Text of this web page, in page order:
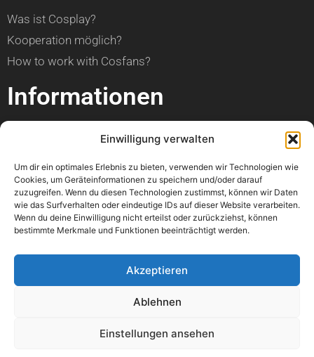
Einwilligung verwalten
Um dir ein optimales Erlebnis zu bieten, verwenden wir Technologien wie
Cookies, um Geräteinformationen zu speichern und/oder darauf
zuzugreifen. Wenn du diesen Technologien zustimmst, können wir Daten
wie das Surfverhalten oder eindeutige IDs auf dieser Website verarbeiten.
Wenn du deine Einwilligung nicht erteilst oder zurückziehst, können
bestimmte Merkmale und Funktionen beeinträchtigt werden.
Akzeptieren
Ablehnen
Einstellungen ansehen
Was ist Cosplay?
Kooperation möglich?
How to work with Cosfans?
Informationen
Datenschutzerklärung
Hilfe
Wann ist mein Foto online?
Kann ich meine Con bewerben?
Wo kann ich einen Fehler melden?
Könnt ihr bitte mein Foto löschen?